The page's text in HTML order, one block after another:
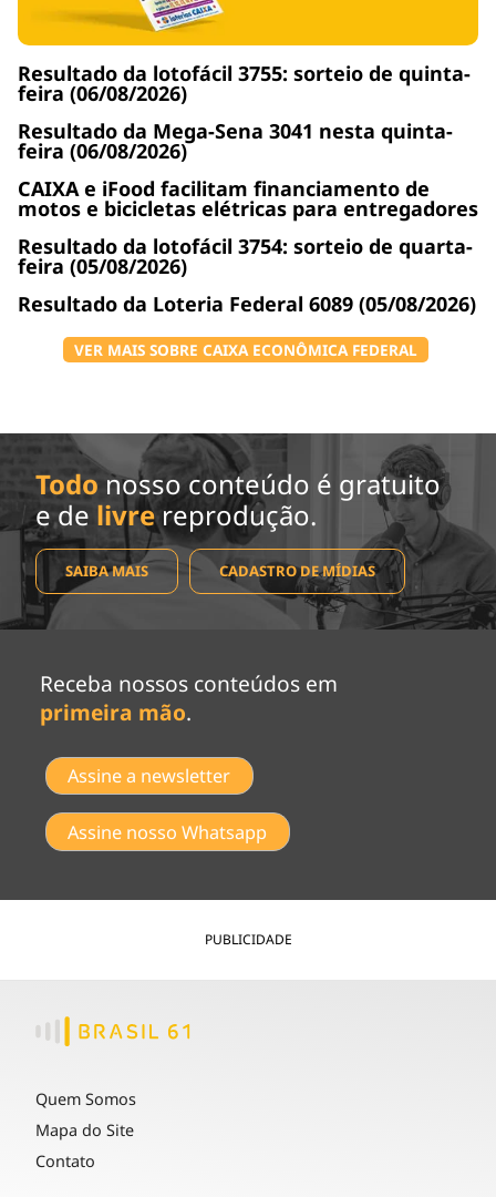
Resultado da lotofácil 3755: sorteio de quinta-
feira (06/08/2026)
Resultado da Mega-Sena 3041 nesta quinta-
feira (06/08/2026)
CAIXA e iFood facilitam financiamento de
motos e bicicletas elétricas para entregadores
Resultado da lotofácil 3754: sorteio de quarta-
feira (05/08/2026)
Resultado da Loteria Federal 6089 (05/08/2026)
VER MAIS SOBRE CAIXA ECONÔMICA FEDERAL
Todo nosso conteúdo é gratuito
e de livrereprodução.
SAIBA MAIS CADASTRO DE MÍDIAS
Receba nossos conteúdos em
primeira mão.
Assine a newsletter
Assine nosso Whatsapp
PUBLICIDADE
Quem Somos
Mapa do Site
Contato